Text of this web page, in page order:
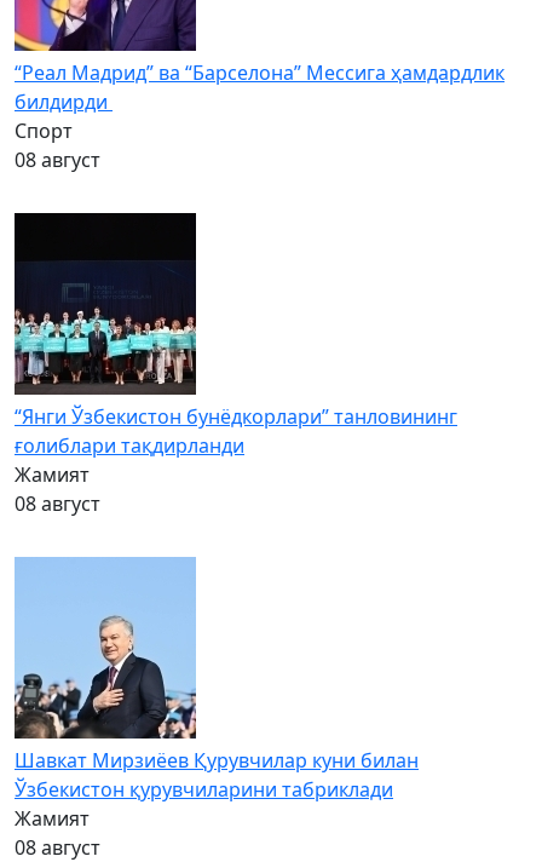
“Реал Мадрид” ва “Барселона” Мессига ҳамдардлик
билдирди
Спорт
08 август
“Янги Ўзбекистон бунёдкорлари” танловининг
ғолиблари тақдирланди
Жамият
08 август
Шавкат Мирзиёев Қурувчилар куни билан
Ўзбекистон қурувчиларини табриклади
Жамият
08 август